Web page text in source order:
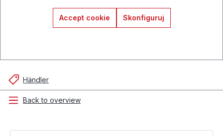
Accept cookie Skonfiguruj
Händler
Back to overview